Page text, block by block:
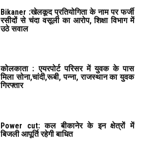
Bikaner :खेलकूद प्रतियोगिता के नाम पर फर्जी
रसीदों से चंदा वसूली का आरोप, शिक्षा विभाग में
उठे सवाल
कोलकाता : एयरपोर्ट परिसर में युवक के पास
मिला सोना,चांदी,रूबी, पन्ना, राजस्थान का युवक
गिरफ्तार
Power cut: कल बीकानेर के इन क्षेत्रों में
बिजली आपूर्ति रहेगी बाधित